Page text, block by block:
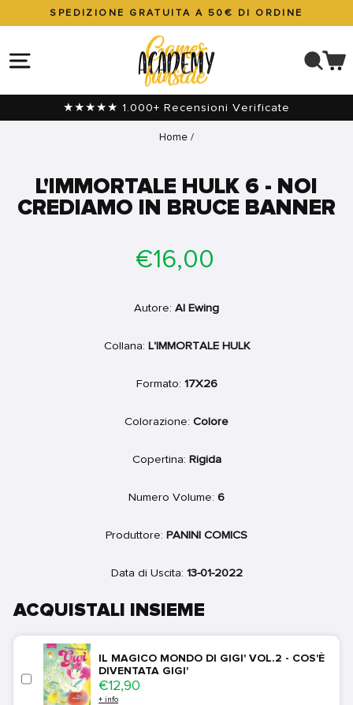
direttamente
contenuti
in
pausa
presentazione
SPEDIZIONE GRATUITA A 50€ DI ORDINE
NAVIGAZIONE DEL SITO
★★★★★ 1.000+ Recensioni Verificate
Home /
L'IMMORTALE HULK 6 - NOI
CREDIAMO IN BRUCE BANNER
di
€16,00
Autore: Al Ewing
Collana: L'IMMORTALE HULK
Formato: 17X26
Colorazione: Colore
Copertina: Rigida
Numero Volume: 6
Produttore: PANINI COMICS
Data di Uscita: 13-01-2022
ACQUISTALI INSIEME
IL MAGICO MONDO DI GIGI' VOL.2 - COS'È
DIVENTATA GIGI'
Price
€12,90
+ info